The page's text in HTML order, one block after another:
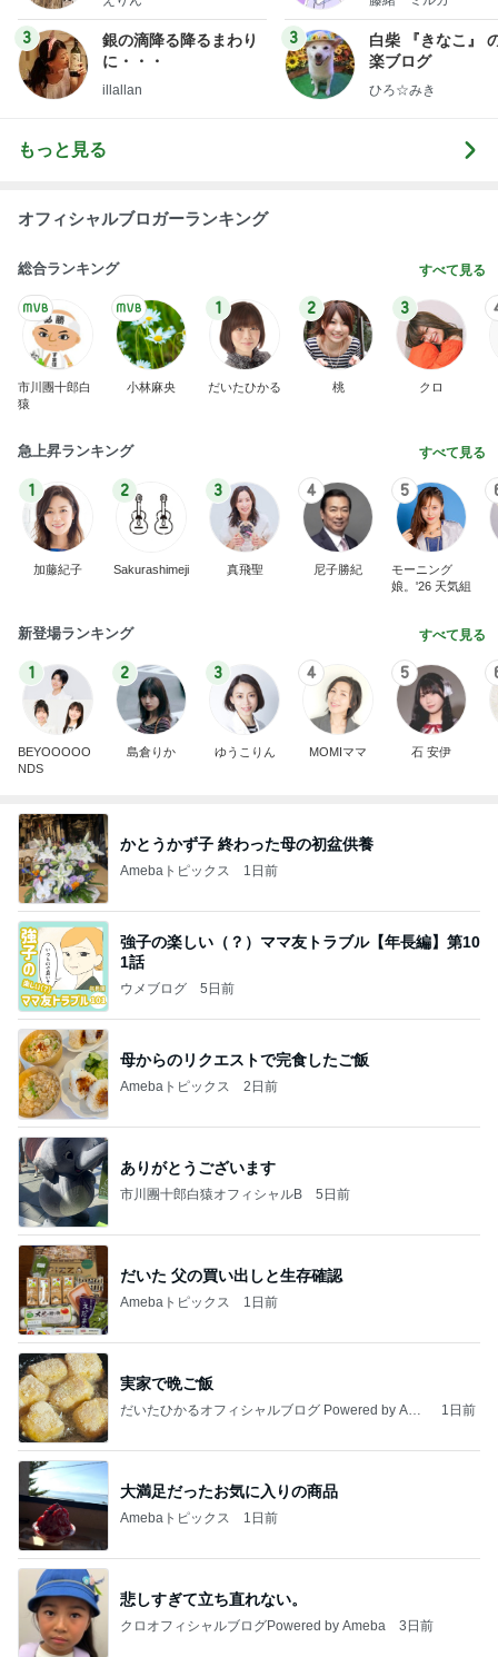
3
銀の滴降る降るまわり
に・・・
illallan
3
白柴 『きなこ』
楽ブログ
ひろ☆みき
もっと見る
オフィシャルブロガーランキング
総合ランキング すべて見る
市川團十郎白
猿
小林麻央
1
だいたひかる
2
桃
3
クロ
急上昇ランキング すべて見る
1
加藤紀子
2
Sakurashimeji
3
真飛聖
4
尼子勝紀
5
モーニング
娘。'26 天気組
新登場ランキング すべて見る
1
BEYOOOOO
NDS
2
島倉りか
3
ゆうこりん
4
MOMIママ
5
石 安伊
かとうかず子 終わった母の初盆供養
Amebaトピックス 1日前
強子の楽しい（？）ママ友トラブル【年長編】第10
1話
ウメブログ 5日前
母からのリクエストで完食したご飯
Amebaトピックス 2日前
ありがとうございます
市川團十郎白猿オフィシャルB 5日前
だいた 父の買い出しと生存確認
Amebaトピックス 1日前
実家で晩ご飯
だいたひかるオフィシャルブログ Powered by Ame
1日前
大満足だったお気に入りの商品
Amebaトピックス 1日前
悲しすぎて立ち直れない。
クロオフィシャルブログPowered by Ameba 3日前